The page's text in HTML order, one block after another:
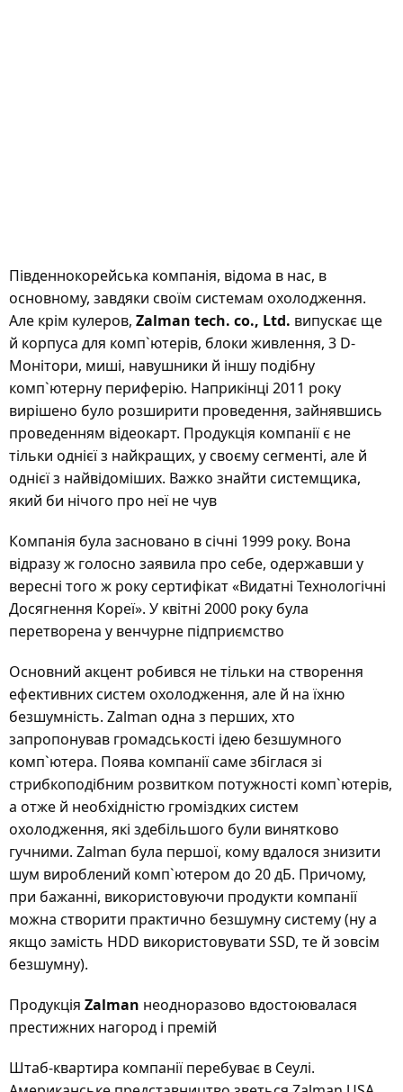
Південнокорейська компанія, відома в нас, в
основному, завдяки своїм системам охолодження.
Але крім кулеров, Zalman tech. co., Ltd. випускає ще
й корпуса для комп`ютерів, блоки живлення, 3 D-
Монітори, миші, навушники й іншу подібну
комп`ютерну периферію. Наприкінці 2011 року
вирішено було розширити проведення, зайнявшись
проведенням відеокарт. Продукція компанії є не
тільки однієї з найкращих, у своєму сегменті, але й
однієї з найвідоміших. Важко знайти системщика,
який би нічого про неї не чув
Компанія була засновано в січні 1999 року. Вона
відразу ж голосно заявила про себе, одержавши у
вересні того ж року сертифікат «Видатні Технологічні
Досягнення Кореї». У квітні 2000 року була
перетворена у венчурне підприємство
Основний акцент робився не тільки на створення
ефективних систем охолодження, але й на їхню
безшумність. Zalman одна з перших, хто
запропонував громадськості ідею безшумного
комп`ютера. Поява компанії саме збіглася зі
стрибкоподібним розвитком потужності комп`ютерів,
а отже й необхідністю громіздких систем
охолодження, які здебільшого були винятково
гучними. Zalman була першої, кому вдалося знизити
шум вироблений комп`ютером до 20 дБ. Причому,
при бажанні, використовуючи продукти компанії
можна створити практично безшумну систему (ну а
якщо замість HDD використовувати SSD, те й зовсім
безшумну).
Продукція Zalman неодноразово вдостоювалася
престижних нагород і премій
Штаб-квартира компанії перебуває в Сеулі.